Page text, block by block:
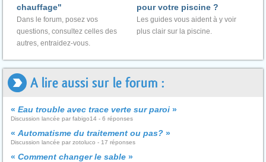
chauffage"
Dans le forum, posez vos
questions, consultez celles des
autres, entraidez-vous.
pour votre piscine ?
Les guides vous aident à y voir
plus clair sur la piscine.
A lire aussi sur le forum :
« Eau trouble avec trace verte sur paroi »
Discussion lancée par fabigo14 - 6 réponses
« Automatisme du traitement ou pas? »
Discussion lancée par zotoluco - 17 réponses
« Comment changer le sable »